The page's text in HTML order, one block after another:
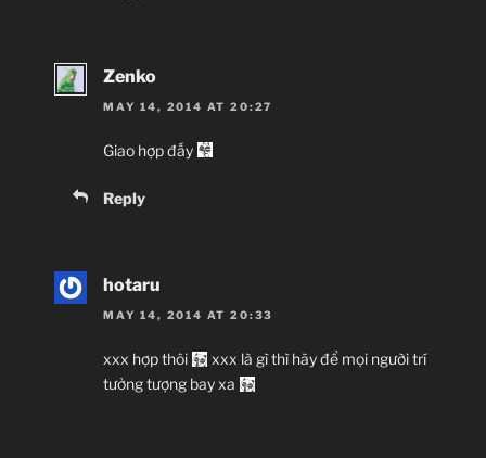
Zenko
MAY 14, 2014 AT 20:27
Giao hợp đấy
Reply
hotaru
MAY 14, 2014 AT 20:33
xxx hợp thôi
xxx là gì thì hãy để mọi người trí
tưởng tượng bay xa